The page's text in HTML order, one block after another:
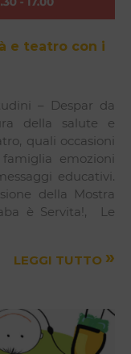
e teatro con i
– Despar da
della salute e
quali occasioni
emozioni
educativi.
della Mostra
è Servita!, Le
LEGGI TUTTO »